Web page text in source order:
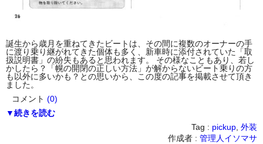
誕生から歳月を重ねてきたビートは、その間に複数のオーナーの手
に渡り乗り継がれてきた個体も多く、新車時に添付されていた「取
扱説明書」の紛失もあると思われます。 その様なこともあり、若し
かしたら？「幌の開閉の正しい方法」が解からないビート乗りの方
も以外に多いかも？との思いから、この度の記事を掲載させて頂き
ました。
コメント (0)
▼続きを読む
Tag : pickup 外装
作成者 : 管理人イソマサ